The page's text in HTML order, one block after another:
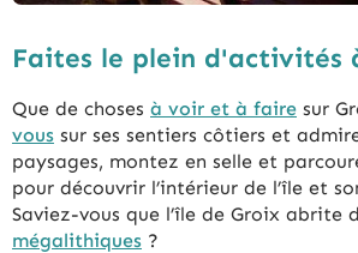
Faites le plein d'activités
Que de choses à voir et à faire sur
vous sur ses sentiers côtiers et
paysages, montez en selle et
pour découvrir l’intérieur de l’île et
Saviez-vous que l’île de Groix abrite
mégalithiques ?